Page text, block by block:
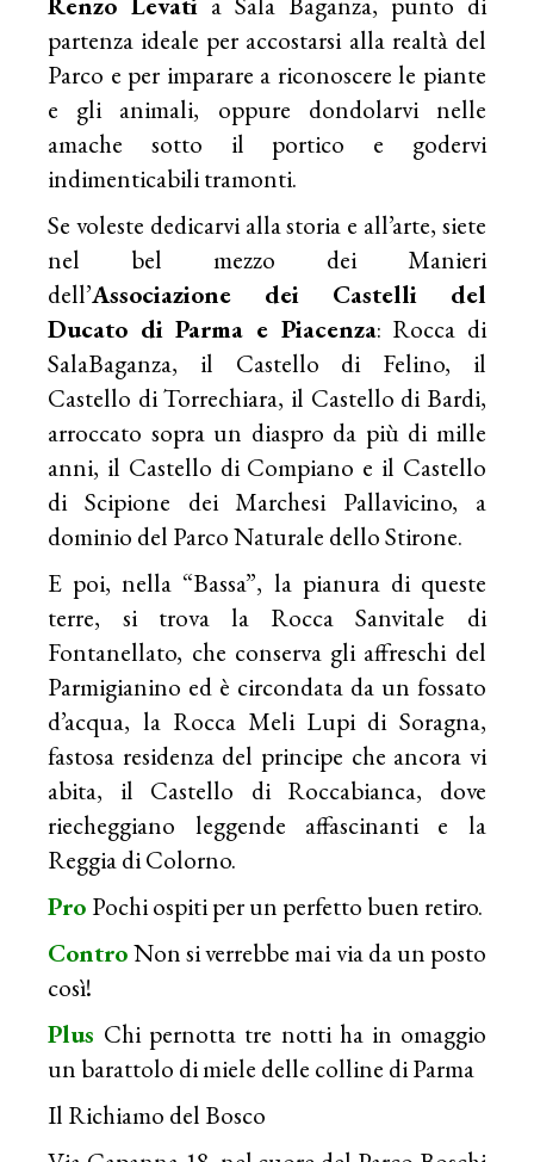
partenza ideale per accostarsi alla realtà del
Parco e per imparare a riconoscere le piante
e gli animali, oppure dondolarvi nelle
amache sotto il portico e godervi
indimenticabili tramonti.
Se voleste dedicarvi alla storia e all’arte, siete
nel bel mezzo dei Manieri
dell’Associazione dei Castelli del
Ducato di Parma e Piacenza: Rocca di
SalaBaganza, il Castello di Felino, il
Castello di Torrechiara, il Castello di Bardi,
arroccato sopra un diaspro da più di mille
anni, il Castello di Compiano e il Castello
di Scipione dei Marchesi Pallavicino, a
dominio del Parco Naturale dello Stirone.
E poi, nella “Bassa”, la pianura di queste
terre, si trova la Rocca Sanvitale di
Fontanellato, che conserva gli affreschi del
Parmigianino ed è circondata da un fossato
d’acqua, la Rocca Meli Lupi di Soragna,
fastosa residenza del principe che ancora vi
abita, il Castello di Roccabianca, dove
riecheggiano leggende affascinanti e la
Reggia di Colorno.
Pro Pochi ospiti per un perfetto buen retiro.
ControNon si verrebbe mai via da un posto
così!
Plus Chi pernotta tre notti ha in omaggio
un barattolo di miele delle colline di Parma
Il Richiamo del Bosco